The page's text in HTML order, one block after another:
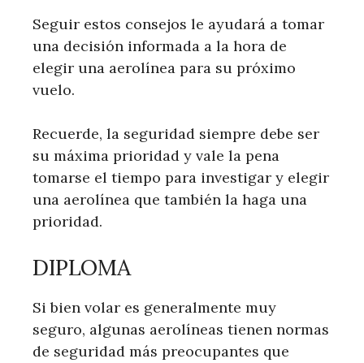
Seguir estos consejos le ayudará a tomar
una decisión informada a la hora de
elegir una aerolínea para su próximo
vuelo.
Recuerde, la seguridad siempre debe ser
su máxima prioridad y vale la pena
tomarse el tiempo para investigar y elegir
una aerolínea que también la haga una
prioridad.
DIPLOMA
Si bien volar es generalmente muy
seguro, algunas aerolíneas tienen normas
de seguridad más preocupantes que